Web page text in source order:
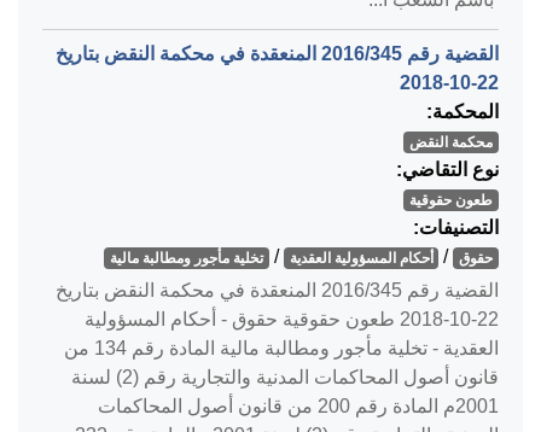
القضية رقم ‎345‏/‎2016‏ المنعقدة في محكمة النقض بتاريخ
‎2018-10-22‏
المحكمة:
محكمة النقض
نوع التقاضي:
طعون حقوقية
التصنيفات:
حقوق / أحكام المسؤولية العقدية / تخلية مأجور ومطالبة مالية
القضية رقم ‎345‏/‎2016‏ المنعقدة في محكمة النقض بتاريخ
‎2018-10-22‏ طعون حقوقية حقوق - أحكام المسؤولية
العقدية - تخلية مأجور ومطالبة مالية المادة رقم 134 من
قانون أصول المحاكمات المدنية والتجارية رقم (2) لسنة
2001م المادة رقم 200 من قانون أصول المحاكمات